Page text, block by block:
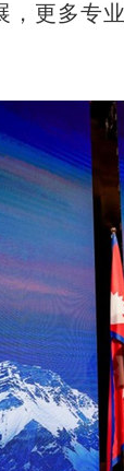
，更多专